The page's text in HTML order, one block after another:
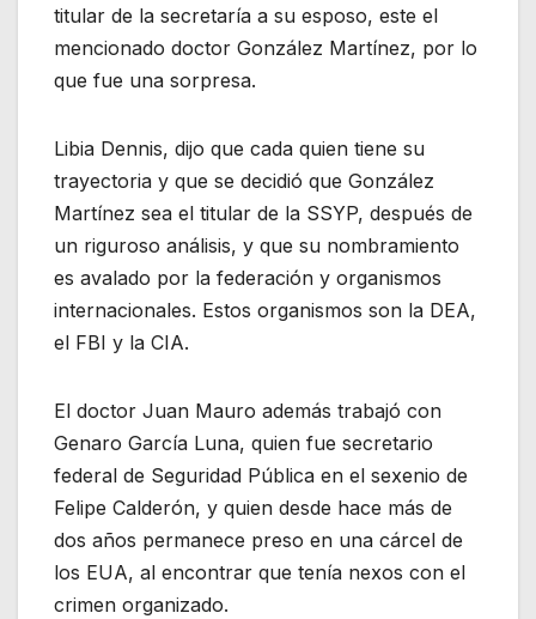
titular de la secretaría a su esposo, este el
mencionado doctor González Martínez, por lo
que fue una sorpresa.
Libia Dennis, dijo que cada quien tiene su
trayectoria y que se decidió que González
Martínez sea el titular de la SSYP, después de
un riguroso análisis, y que su nombramiento
es avalado por la federación y organismos
internacionales. Estos organismos son la DEA,
el FBI y la CIA.
El doctor Juan Mauro además trabajó con
Genaro García Luna, quien fue secretario
federal de Seguridad Pública en el sexenio de
Felipe Calderón, y quien desde hace más de
dos años permanece preso en una cárcel de
los EUA, al encontrar que tenía nexos con el
crimen organizado.